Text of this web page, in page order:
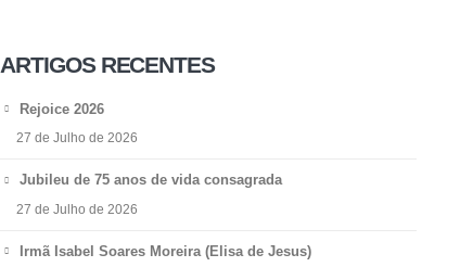
ARTIGOS RECENTES
Rejoice 2026
27 de Julho de 2026
Jubileu de 75 anos de vida consagrada
27 de Julho de 2026
Irmã Isabel Soares Moreira (Elisa de Jesus)